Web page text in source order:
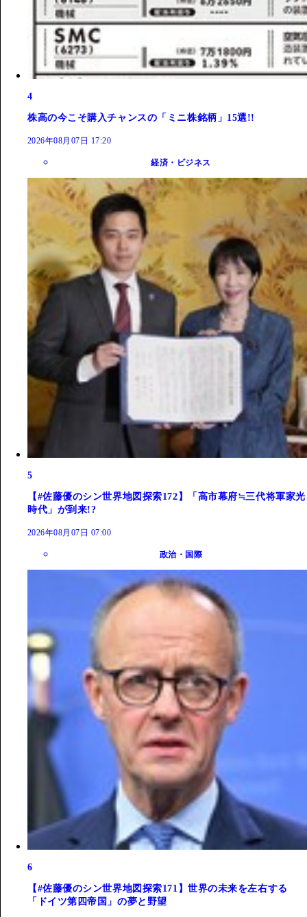
4
株高の今こそ購入チャンスの「ミニ株銘柄」15選!!
2026年08月07日 17:20
経済・ビジネス
5
【#佐藤優のシン世界地図探索172】「高市幕府≒三代将軍家光
時代」が到来!?
2026年08月07日 07:00
政治・国際
6
【#佐藤優のシン世界地図探索171】世界の未来を左右する
「ドイツ第四帝国」の夢と野望